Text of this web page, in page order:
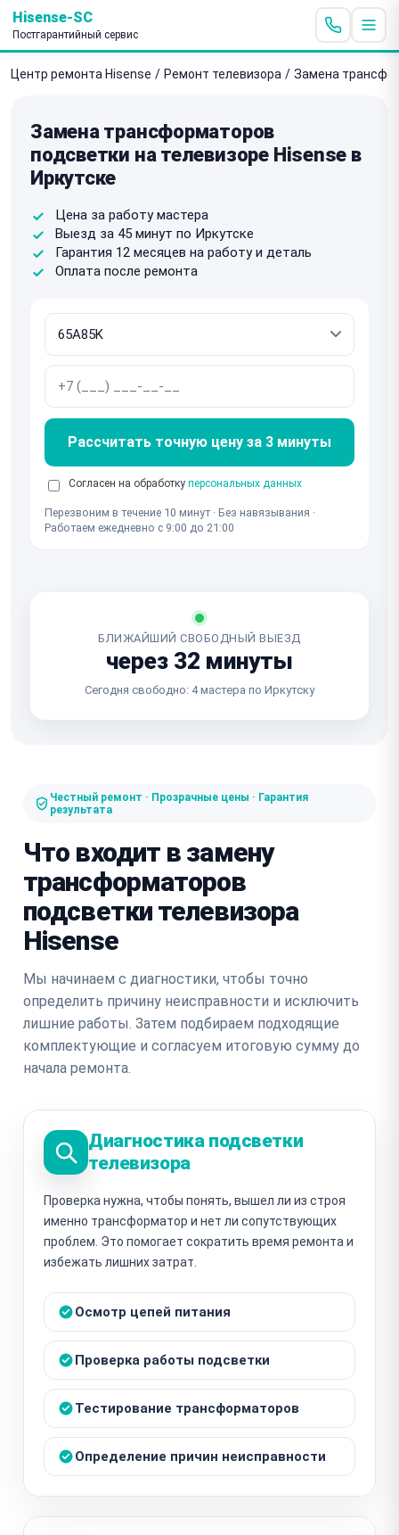
Hisense-SC
Постгарантийный сервис
Центр ремонта Hisense / Ремонт телевизора / Замена
Замена трансформаторов
подсветки на телевизоре Hisense в
Иркутске
Цена за работу мастера
Выезд за 45 минут по Иркутске
Гарантия 12 месяцев на работу и деталь
Оплата после ремонта
Рассчитать точную цену за 3 минуты
Согласен на обработку персональных данных
Перезвоним в течение 10 минут · Без навязывания ·
Работаем ежедневно с 9:00 до 21:00
БЛИЖАЙШИЙ СВОБОДНЫЙ ВЫЕЗД
через 32 минуты
Сегодня свободно: 4 мастера по Иркутску
Честный ремонт · Прозрачные цены · Гарантия
результата
Что входит в замену
трансформаторов
подсветки телевизора
Hisense
Мы начинаем с диагностики, чтобы точно
определить причину неисправности и исключить
лишние работы. Затем подбираем подходящие
комплектующие и согласуем итоговую сумму до
начала ремонта.
Диагностика подсветки
телевизора
Проверка нужна, чтобы понять, вышел ли из строя
именно трансформатор и нет ли сопутствующих
проблем. Это помогает сократить время ремонта и
избежать лишних затрат.
Осмотр цепей питания
Проверка работы подсветки
Тестирование трансформаторов
Определение причин неисправности